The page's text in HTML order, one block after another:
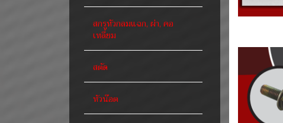
สกรูหัวกลมแฉก, ผ่า, คอ
เหลี่ยม
สตัด
หัวน๊อต